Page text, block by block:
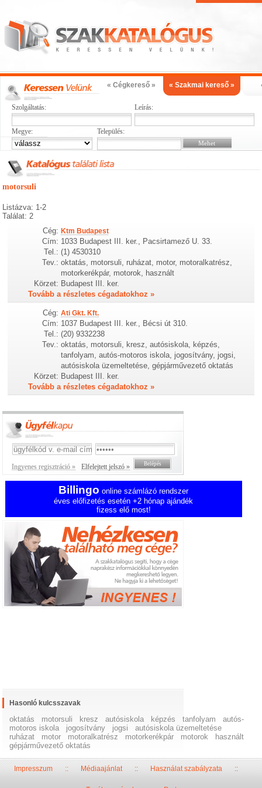
« Cégkereső » « Szakmai kereső »
Szolgáltatás: Leírás:
Megye: Település:
motorsuli
Listázva: 1-2
Találat: 2
Cég: Ktm Budapest
Cím: 1033 Budapest III. ker., Pacsirtamező U. 33.
Tel.: (1) 4530310
Tev.: oktatás, motorsuli, ruházat, motor, motoralkatrész,
motorkerékpár, motorok, használt
Körzet: Budapest III. ker.
Tovább a részletes cégadatokhoz »
Cég: Ati Gkt. Kft.
Cím: 1037 Budapest III. ker., Bécsi út 310.
Tel.: (20) 9332238
Tev.: oktatás, motorsuli, kresz, autósiskola, képzés,
tanfolyam, autós-motoros iskola, jogosítvány, jogsi,
autósiskola üzemeltetése, gépjárművezető oktatás
Körzet: Budapest III. ker.
Tovább a részletes cégadatokhoz »
Ingyenes regisztráció » Elfelejtett jelszó »
Billingo online számlázó rendszer
éves előfizetés esetén +2 hónap ajándék
fizess elő most!
Hasonló kulcsszavak
oktatás motorsuli kresz autósiskola képzés tanfolyam
autós-
motoros iskola
jogosítvány jogsi
autósiskola üzemeltetése
ruházat
motor motoralkatrész motorkerékpár motorok
használt
gépjárművezető oktatás
Impresszum::Médiaajánlat::Használat szabályzata::